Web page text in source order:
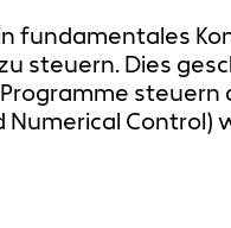
fundamentales
steuern. Dies
Control)